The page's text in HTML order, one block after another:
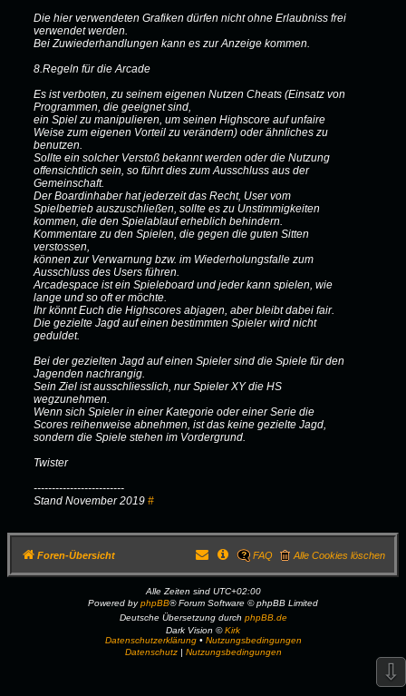
Die hier verwendeten Grafiken dürfen nicht ohne Erlaubniss frei
verwendet werden.
Bei Zuwiederhandlungen kann es zur Anzeige kommen.
8.Regeln für die Arcade
Es ist verboten, zu seinem eigenen Nutzen Cheats (Einsatz von
Programmen, die geeignet sind,
ein Spiel zu manipulieren, um seinen Highscore auf unfaire
Weise zum eigenen Vorteil zu verändern) oder ähnliches zu
benutzen.
Sollte ein solcher Verstoß bekannt werden oder die Nutzung
offensichtlich sein, so führt dies zum Ausschluss aus der
Gemeinschaft.
Der Boardinhaber hat jederzeit das Recht, User vom
Spielbetrieb auszuschließen, sollte es zu Unstimmigkeiten
kommen, die den Spielablauf erheblich behindern.
Kommentare zu den Spielen, die gegen die guten Sitten
verstossen,
können zur Verwarnung bzw. im Wiederholungsfalle zum
Ausschluss des Users führen.
Arcadespace ist ein Spieleboard und jeder kann spielen, wie
lange und so oft er möchte.
Ihr könnt Euch die Highscores abjagen, aber bleibt dabei fair.
Die gezielte Jagd auf einen bestimmten Spieler wird nicht
geduldet.
Bei der gezielten Jagd auf einen Spieler sind die Spiele für den
Jagenden nachrangig.
Sein Ziel ist ausschliesslich, nur Spieler XY die HS
wegzunehmen.
Wenn sich Spieler in einer Kategorie oder einer Serie die
Scores reihenweise abnehmen, ist das keine gezielte Jagd,
sondern die Spiele stehen im Vordergrund.
Twister
-------------------------
Stand November 2019 #
Foren-Übersicht Alle Cookies löschen
FAQ
Alle Zeiten sind UTC+02:00
Powered byphpBB® Forum Software © phpBB Limited
Deutsche Übersetzung durch phpBB.de
Dark Vision ©Kirk
Datenschutzerklärung• Nutzungsbedingungen
Datenschutz| Nutzungsbedingungen
⇩